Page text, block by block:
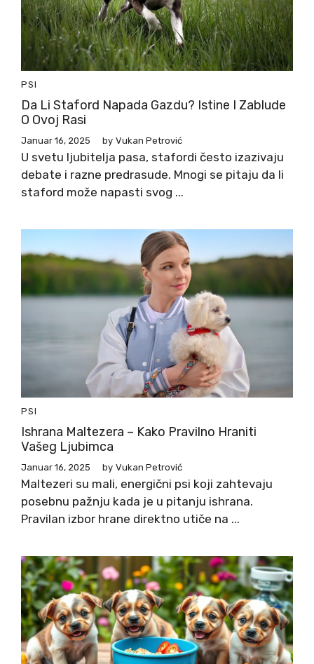
PSI
Da Li Staford Napada Gazdu? Istine I Zablude
O Ovoj Rasi
Januar 16, 2025 by Vukan Petrović
U svetu ljubitelja pasa, stafordi često izazivaju
debate i razne predrasude. Mnogi se pitaju da li
staford može napasti svog ...
PSI
Ishrana Maltezera – Kako Pravilno Hraniti
Vašeg Ljubimca
Januar 16, 2025 by Vukan Petrović
Maltezeri su mali, energični psi koji zahtevaju
posebnu pažnju kada je u pitanju ishrana.
Pravilan izbor hrane direktno utiče na ...